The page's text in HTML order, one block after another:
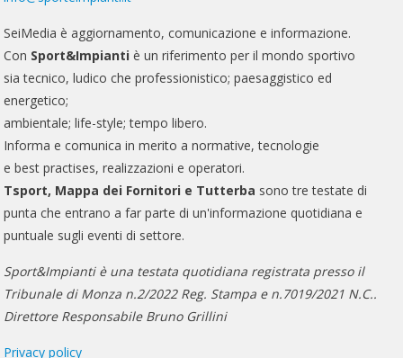
SeiMedia è aggiornamento, comunicazione e informazione.
Con Sport&Impianti è un riferimento per il mondo sportivo
sia tecnico, ludico che professionistico; paesaggistico ed
energetico;
ambientale; life-style; tempo libero.
Informa e comunica in merito a normative, tecnologie
e best practises, realizzazioni e operatori.
Tsport, Mappa dei Fornitori e Tutterba sono tre testate di
punta che entrano a far parte di un'informazione quotidiana e
puntuale sugli eventi di settore.
Sport&Impianti è una testata quotidiana registrata presso il
Tribunale di Monza n.2/2022 Reg. Stampa e n.7019/2021 N.C..
Direttore Responsabile Bruno Grillini
Privacy policy